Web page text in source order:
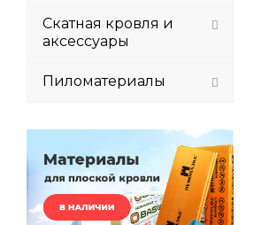
Скатная кровля и
аксессуары
Пиломатериалы